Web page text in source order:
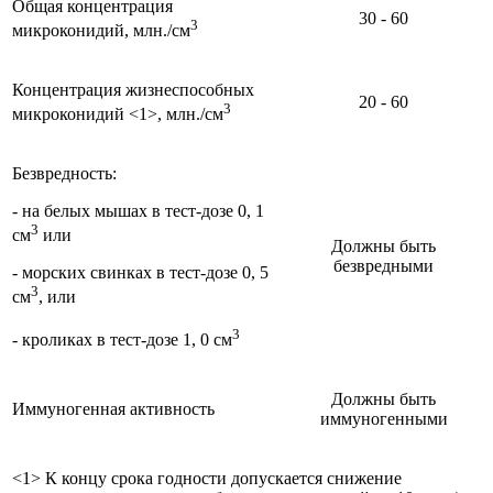
Общая концентрация
микроконидий, млн./см3 30 - 60
Концентрация жизнеспособных
микроконидий <1>, млн./см3 20 - 60
Безвредность:
- на белых мышах в тест-дозе 0, 1
см3 или
- морских свинках в тест-дозе 0, 5
см3, или
- кроликах в тест-дозе 1, 0 см3
Должны быть
безвредными
Иммуногенная активность
Должны быть
иммуногенными
<1> К концу срока годности допускается снижение